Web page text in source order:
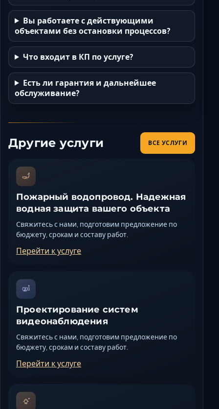
Вы работаете с действующими
объектами без остановки процессов?
Что входит в КП по услуге?
Есть ли гарантия и дальнейшее
обслуживание?
Другие услуги ВСЕ УСЛУГИ
Пожарный водопровод. Надежная
водная защита вашего объекта
Свяжитесь с нами, подготовим предложение по
бюджету, срокам и составу работ.
Перейти к услуге
Проектирование систем
видеонаблюдения
Свяжитесь с нами, подготовим предложение по
бюджету, срокам и составу работ.
Перейти к услуге